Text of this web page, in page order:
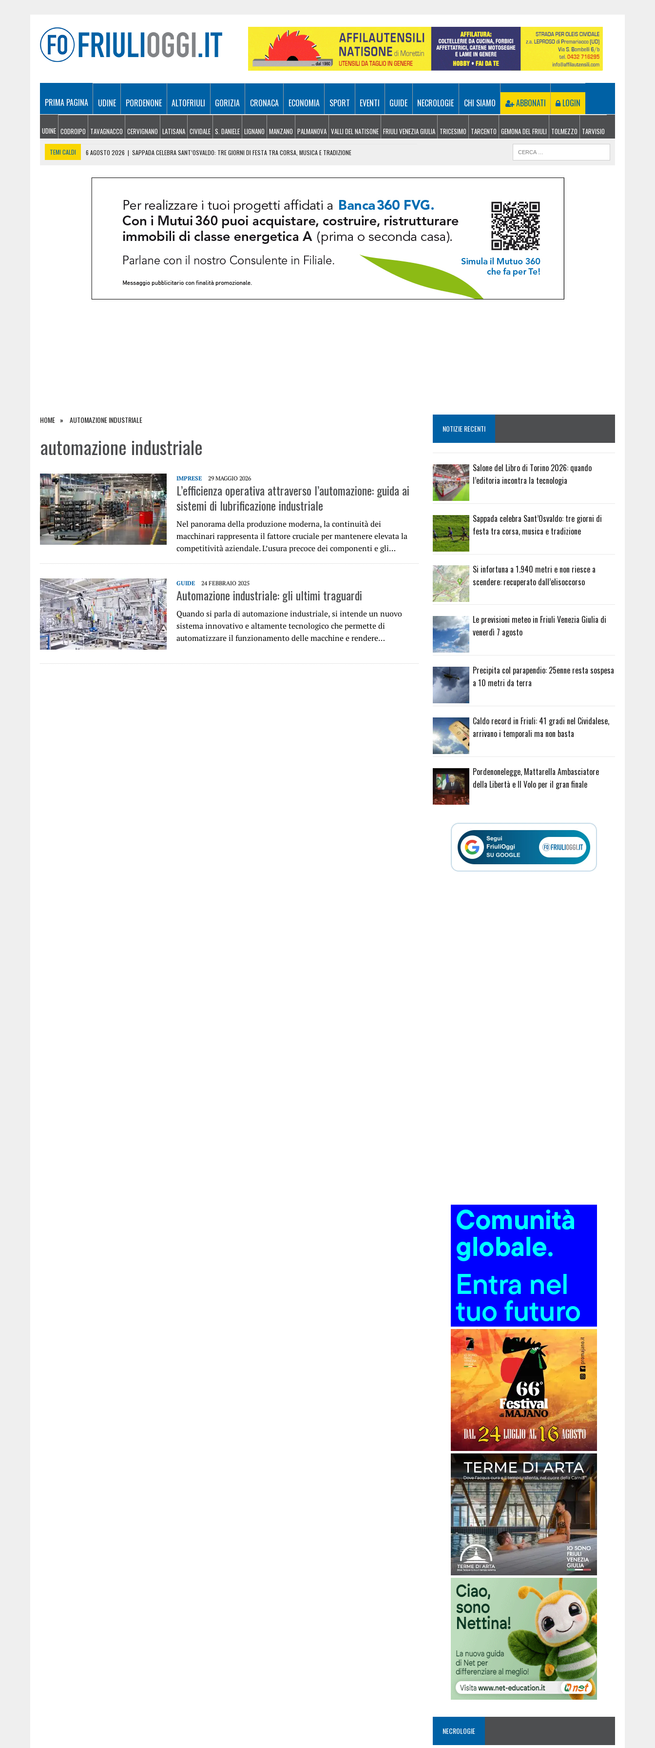
PRIMA PAGINA UDINE PORDENONE ALTOFRIULI GORIZIA CRONACA ECONOMIA SPORT EVENTI GUIDE NECROLOGIE CHI SIAMO ABBONATI LOGIN
UDINE CODROIPO TAVAGNACCO CERVIGNANO LATISANA CIVIDALE S. DANIELE LIGNANO MANZANO PALMANOVA VALLI DEL NATISONE FRIULI VENEZIA GIULIA TRICESIMO TARCENTO GEMONA DEL FRIULI TOLMEZZO TARVISIO
TEMI CALDI 6 AGOSTO 2026 | SAPPADA CELEBRA SANT’OSVALDO: TRE GIORNI DI FESTA TRA CORSA, MUSICA E TRADIZIONE
PRECIPITA COL PARAPENDIO: 25ENNE RESTA SOSPESA A 10 METRI DA TERRA
SALONE DEL LIBRO DI TORINO 2026: QUANDO L’EDITORIA INCONTRA LA TECNOLOGIA
HOME AUTOMAZIONE INDUSTRIALE
automazione industriale
IMPRESE 29 MAGGIO 2026
L’efficienza operativa attraverso l’automazione: guida ai
sistemi di lubrificazione industriale
Nel panorama della produzione moderna, la continuità dei
macchinari rappresenta il fattore cruciale per mantenere elevata la
competitività aziendale. L’usura precoce dei componenti e gli…
GUIDE 24 FEBBRAIO 2025
Automazione industriale: gli ultimi traguardi
Quando si parla di automazione industriale, si intende un nuovo
sistema innovativo e altamente tecnologico che permette di
automatizzare il funzionamento delle macchine e rendere…
NOTIZIE RECENTI
Salone del Libro di Torino 2026: quando
l’editoria incontra la tecnologia
Sappada celebra Sant’Osvaldo: tre giorni di
festa tra corsa, musica e tradizione
Si infortuna a 1.940 metri e non riesce a
scendere: recuperato dall’elisoccorso
Le previsioni meteo in Friuli Venezia Giulia di
venerdì 7 agosto
Precipita col parapendio: 25enne resta sospesa
a 10 metri da terra
Caldo record in Friuli: 41 gradi nel Cividalese,
arrivano i temporali ma non basta
Pordenonelegge, Mattarella Ambasciatore
della Libertà e Il Volo per il gran finale
NECROLOGIE